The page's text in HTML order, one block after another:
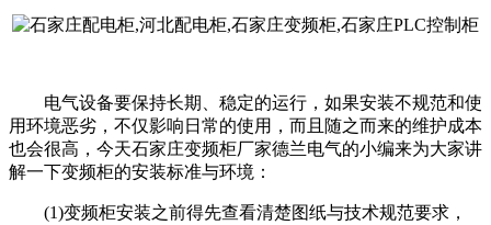
电气设备要保持长期、稳定的运行，如果安装不规范和使
用环境恶劣，不仅影响日常的使用，而且随之而来的维护成本
也会很高，今天石家庄变频柜厂家德兰电气的小编来为大家讲
解一下变频柜的安装标准与环境：
(1)变频柜安装之前得先查看清楚图纸与技术规范要求，